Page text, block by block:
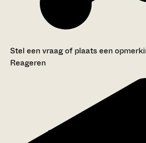
Stel een vraag of plaats een
Reageren